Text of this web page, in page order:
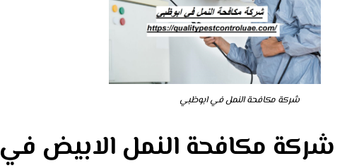
شركة مكافحة النمل في ابوظبي
شركة مكافحة النمل الابيض